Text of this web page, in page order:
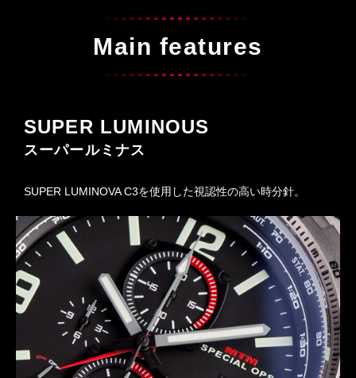
Main features
SUPER LUMINOUS
スーパールミナス
SUPER LUMINOVA C3を使用した視認性の高い時分針。